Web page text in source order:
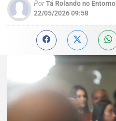
PorTá Rolando no Entorno
22/05/2026 09:58